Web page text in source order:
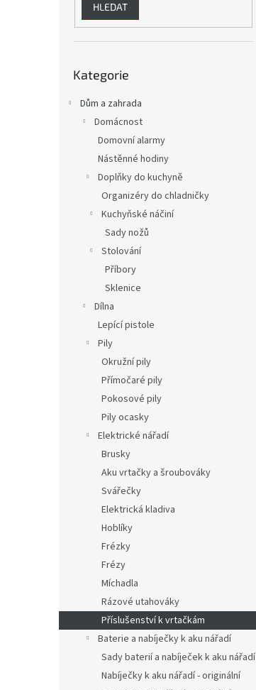
HLEDAT
kategorie
Kategorie
Dům a zahrada
Domácnost
Domovní alarmy
Nástěnné hodiny
Doplňky do kuchyně
Organizéry do chladničky
Kuchyňské náčiní
Sady nožů
Stolování
Příbory
Sklenice
Dílna
Lepící pistole
Pily
Okružní pily
Přímočaré pily
Pokosové pily
Pily ocasky
Elektrické nářadí
Brusky
Aku vrtačky a šroubováky
Svářečky
Elektrická kladiva
Hoblíky
Frézky
Frézy
Míchadla
Rázové utahováky
Příslušenství k vrtačkám
Baterie a nabíječky k aku nářadí
Sady baterií a nabíječek k aku nářadí
Nabíječky k aku nářadí - originální